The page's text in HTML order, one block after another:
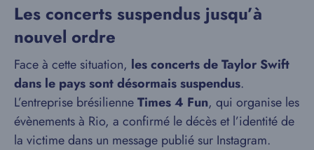
Les concerts suspendus jusqu’à
nouvel ordre
Face à cette situation, les concerts de Taylor Swift
dans le pays sont désormais suspendus.
L’entreprise brésilienneTimes 4 Fun, qui organise les
évènements à Rio, a confirmé le décès et l’identité de
la victime dans un message publié sur Instagram.